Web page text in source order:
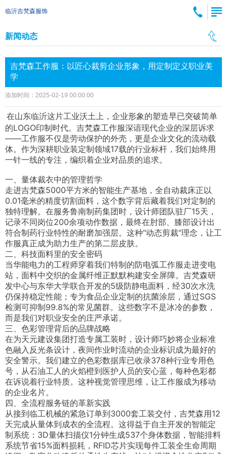
临沂吉梵森服饰
新闻动态
吉梵森工作服：以匠心裁剪企业形象，用定制定义职业美
学
添加时间：2025-02-19 00:00:00
在山东临沂这片工业沃土上，企业形象的塑造早已突破简单
的LOGO印制时代。吉梵森工作服深谙现代企业的深层诉求
——工作服不仅是劳动保护的外壳，更是企业文化的流动载
体。作为深耕职业装定制领域17载的行业标杆，我们始终用
一针一线的专注，编织着企业对品质的追求。
一、量体裁衣中的管理哲学
走进吉梵森5000平方米的智能生产基地，全自动裁床正以
0.01毫米的精度切割面料，这个数字背后藏着我们对定制的
独特理解。在服务鲁南制药集团时，设计师团队驻厂15天，
记录不同岗位200余项动作数据，最终在肘部、膝部设计出
符合制药行业特性的耐磨加强层。这种"动态剪裁"理念，让工
作服真正成为助力生产的第二层皮肤。
二、科技面料里的安全密码
当华能电力的工程师穿着我们特制的防电弧工作服走进变电
站，面料中交织的金属纤维正默默构建安全屏障。吉梵森研
发中心与东华大学联合开发的5级防静电面料，经30次水洗
仍保持稳定性能；专为食品企业定制的抗菌涂层，通过SGS
检测可抑制99.8%的常见菌群。这些数字不是冰冷的参数，
而是我们对职业安全的庄严承诺。
三、色彩管理背后的品牌战略
在为天元建设集团打造专属工装时，设计师巧妙将企业标准
色融入反光条设计，夜间作业时流动的企业标识成为最好的
安全警示。我们建立的色彩数据库已收录378种行业专用色
号，从石油工人的火焰橙到医护人员的安心蓝，每种色彩都
在诉说着行业特质。这种视觉管理思维，让工作服成为移动
的企业名片。
四、全流程服务链的革新实践
从接到临工机械的紧急订单到3000套工装交付，吉梵森用12
天完成从量体到成衣的全流程。这得益于自主开发的智能定
制系统：3D量体扫描仪1分钟生成537个身体数据，智能排料
系统节省15%面料损耗，RFID芯片实现每件工装全生命周期